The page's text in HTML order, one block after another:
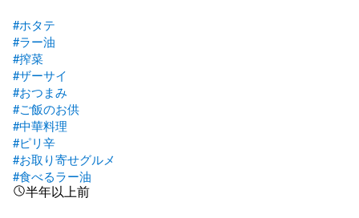
#ホタテ
#ラー油
#搾菜
#ザーサイ
#おつまみ
#ご飯のお供
#中華料理
#ピリ辛
#お取り寄せグルメ
#食べるラー油
半年以上前